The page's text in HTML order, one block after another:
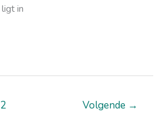
in
2 Volgende →